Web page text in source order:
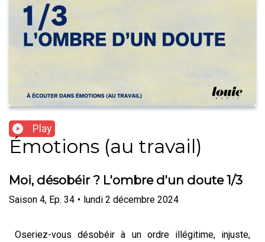
Play
Émotions (au travail)
Moi, désobéir ? L'ombre d'un doute 1/3
Saison 4, Ep. 34 • lundi 2 décembre 2024
Oseriez-vous désobéir à un ordre illégitime, injuste,